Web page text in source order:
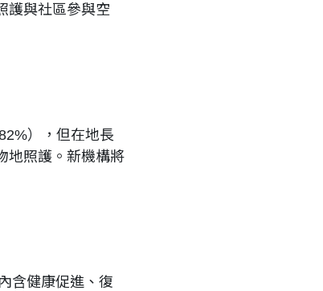
護與社區參與空
），但在地長
地照護。新機構將
含健康促進、復